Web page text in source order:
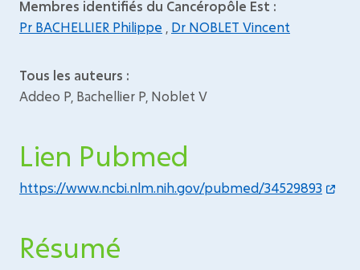
Membres identifiés du Cancéropôle Est :
Pr BACHELLIER Philippe
Dr NOBLET Vincent
Tous les auteurs :
Addeo P, Bachellier P, Noblet V
Lien Pubmed
https://www.ncbi.nlm.nih.gov/pubmed/34529893
Résumé